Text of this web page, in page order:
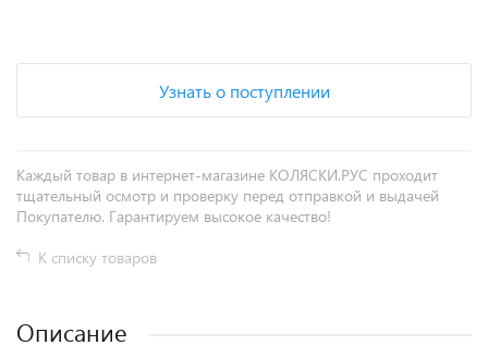
Узнать о поступлении
Каждый товар в интернет-магазине КОЛЯСКИ.РУС проходит
тщательный осмотр и проверку перед отправкой и выдачей
Покупателю. Гарантируем высокое качество!
К списку товаров
Описание